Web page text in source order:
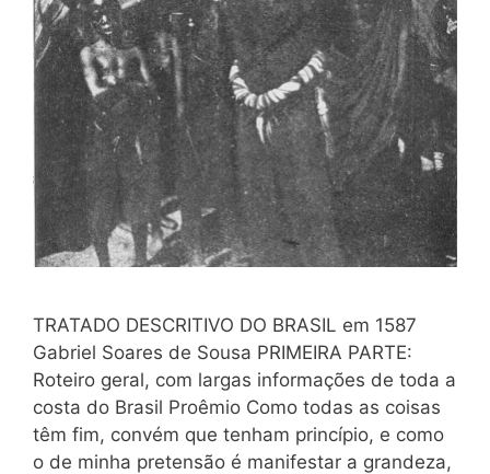
TRATADO DESCRITIVO DO BRASIL em 1587
Gabriel Soares de Sousa PRIMEIRA PARTE:
Roteiro geral, com largas informações de toda a
costa do Brasil Proêmio Como todas as coisas
têm fim, convém que tenham princípio, e como
o de minha pretensão é manifestar a grandeza,